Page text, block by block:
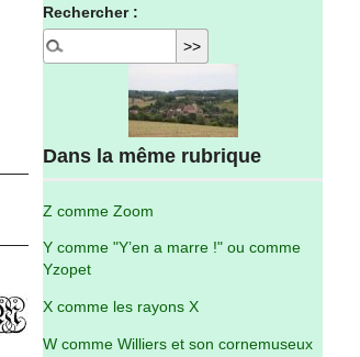
Rechercher :
Dans la même rubrique
Z comme Zoom
Y comme "Y’en a marre !" ou comme
Yzopet
X comme les rayons X
W comme Williers et son cornemuseux